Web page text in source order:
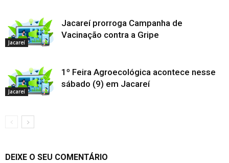
Jacareí
Jacareí prorroga Campanha de
Vacinação contra a Gripe
Jacareí
1º Feira Agroecológica acontece nesse
sábado (9) em Jacareí
DEIXE O SEU COMENTÁRIO